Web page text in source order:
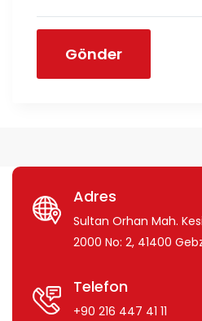
Gönder
Adres
Sultan Orhan Mah.
2000 No: 2, 41400
Telefon
+90 216 447 41 11